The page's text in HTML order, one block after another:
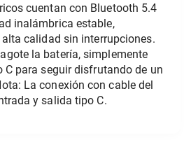
cuentan con Bluetooth 5.4
inalámbrica estable,
calidad sin interrupciones.
la batería, simplemente
C para seguir disfrutando de un
La conexión con cable del
y salida tipo C.